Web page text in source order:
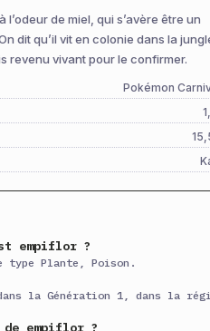
1 Statut — —
Physique — —
Physique
Statut —
de miel, qui s’avère être un
dit qu’il vit en colonie dans la
revenu vivant pour le confirmer.
Pokémon
empiflor ?
type Plante, Poison.
la Génération 1, dans la
empiflor ?